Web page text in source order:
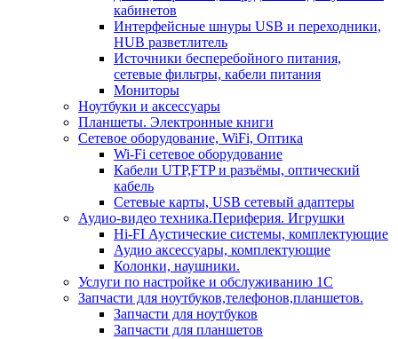
кабинетов
Интерфейсные шнуры USB и переходники,
HUB разветлитель
Источники бесперебойного питания,
сетевые фильтры, кабели питания
Мониторы
Ноутбуки и аксессуары
Планшеты. Электронные книги
Сетевое оборудование, WiFi, Оптика
Wi-Fi сетевое оборудование
Кабели UTP,FTP и разъёмы, оптический
кабель
Сетевые карты, USB сетевый адаптеры
Аудио-видео техника.Периферия. Игрушки
Hi-FI Аустические системы, комплектующие
Аудио аксессуары, комплектующие
Колонки, наушники.
Услуги по настройке и обслуживанию 1С
Запчасти для ноутбуков,телефонов,планшетов.
Запчасти для ноутбуков
Запчасти для планшетов